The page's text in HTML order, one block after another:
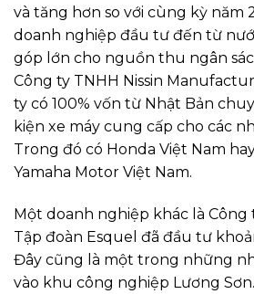
và tăng hơn so với cùng kỳ năm
doanh nghiệp đầu tư đến từ
góp lớn cho nguồn thu ngân
Công ty TNHH Nissin
ty có 100% vốn từ Nhật Bản
kiện xe máy cung cấp cho các
Trong đó có Honda Việt Nam
Yamaha Motor Việt Nam.
Một doanh nghiệp khác là Công
Tập đoàn Esquel đã đầu tư
Đây cũng là một trong những
vào khu công nghiệp Lương